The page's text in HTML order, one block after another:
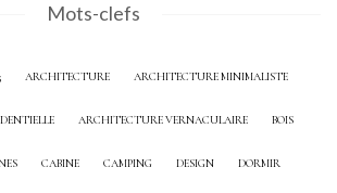
Mots-clefs
ARCHITECTURE ARCHITECTURE MINIMALISTE
ARCHITECTURE VERNACULAIRE BOIS
CABINE CAMPING DESIGN DORMIR